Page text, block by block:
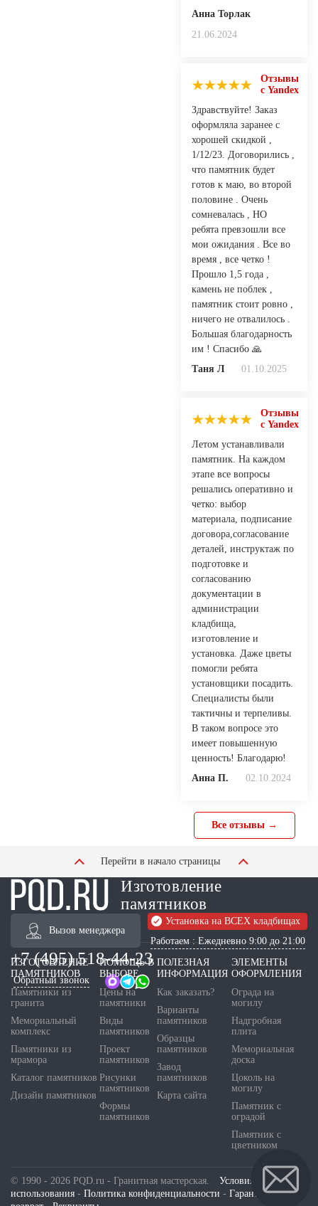
Анна Торлак
21.06.2024
Отзывы
с Yandex
Здравствуйте! Заказ
оформляла заранее с
хорошей скидкой ,
1/12/23. Договорились ,
что памятник будет
готов к маю, во второй
половине . Очень
сомневалась , НО
ребята превзошли все
мои ожидания . Все во
время , все четко !
Прошло 1,5 года ,
камень не поблек ,
памятник стоит ровно ,
ничего не отвалилось .
Большая благодарность
им ! Спасибо 🙏
Таня Л
01.10.2025
Отзывы
с Yandex
Летом устанавливали
памятник. На каждом
этапе все вопросы
решались оперативно и
четко: выбор
материала, подписание
договора,согласование
деталей, инструктаж по
подготовке и
согласованию
документации в
администрации
кладбища,
изготовление и
установка. Даже цветы
помогли ребята
установщики посадить.
Специалисты были
тактичны и терпеливы.
В таком вопросе это
имеет повышенную
ценность! Благодарю!
Анна П.
02.10.2024
Все отзывы →
Перейти в начало страницы
Изготовление
памятников
Вызов менеджера
Установка на ВСЕХ кладбищах
Работаем : Ежедневно 9:00 до 21:00
+7 (495) 518-44-23
Обратный звонок
ИЗГОТОВЛЕНИЕ
ПАМЯТНИКОВ
Памятники из
гранита
Мемориальный
комплекс
Памятники из
мрамора
Каталог памятников
Дизайн памятников
ПОМОЩЬ В
ВЫБОРЕ
Цены на
памятники
Виды
памятников
Проект
памятников
Рисунки
памятников
Формы
памятников
ПОЛЕЗНАЯ
ИНФОРМАЦИЯ
Как заказать?
Варианты
памятников
Образцы
памятников
Завод
памятников
Карта сайта
ЭЛЕМЕНТЫ
ОФОРМЛЕНИЯ
Ограда на
могилу
Надгробная
плита
Мемориальная
доска
Цоколь на
могилу
Памятник с
оградой
Памятник с
цветником
© 1990 - 2026 PQD.ru - Гранитная мастерская. Условия
использования - Политика конфиденциальности - Гарантия и